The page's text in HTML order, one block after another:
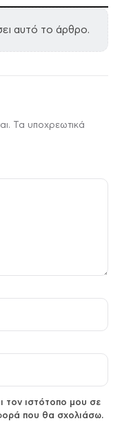
αυτό το άρθρο.
Τα υποχρεωτικά
τον ιστότοπο μου σε
που θα σχολιάσω.